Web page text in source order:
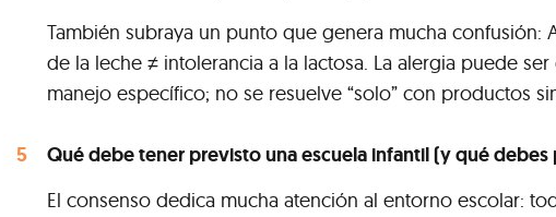
También subraya un punto que genera mucha confusión:
de la leche ≠ intolerancia a la lactosa. La alergia puede
manejo específico; no se resuelve “solo” con productos
Qué debe tener previsto una escuela infantil (y qué
El consenso dedica mucha atención al entorno escolar: